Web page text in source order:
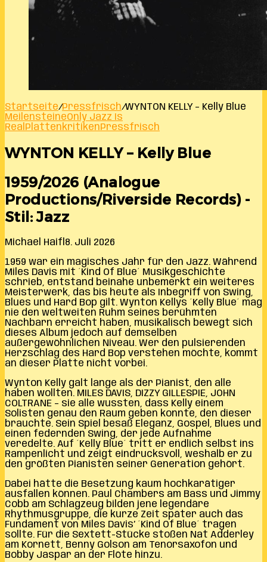
Startseite/Pressfrisch/WYNTON KELLY – Kelly Blue
MeilensteineOnly Jazz Is
Real PlattenkritikenPressfrisch
WYNTON KELLY – Kelly Blue
1959/2026 (Analogue
Productions/Riverside Records) -
Stil: Jazz
Michael Haifl 8. Juli 2026
1959 war ein magisches Jahr für den Jazz. Während
Miles Davis mit ´Kind Of Blue´ Musikgeschichte
schrieb, entstand beinahe unbemerkt ein weiteres
Meisterwerk, das bis heute als Inbegriff von Swing,
Blues und Hard Bop gilt. Wynton Kellys ´Kelly Blue´ mag
nie den weltweiten Ruhm seines berühmten
Nachbarn erreicht haben, musikalisch bewegt sich
dieses Album jedoch auf demselben
außergewöhnlichen Niveau. Wer den pulsierenden
Herzschlag des Hard Bop verstehen möchte, kommt
an dieser Platte nicht vorbei.
Wynton Kelly galt lange als der Pianist, den alle
haben wollten. MILES DAVIS, DIZZY GILLESPIE, JOHN
COLTRANE – sie alle wussten, dass Kelly einem
Solisten genau den Raum geben konnte, den dieser
brauchte. Sein Spiel besaß Eleganz, Gospel, Blues und
einen federnden Swing, der jede Aufnahme
veredelte. Auf ´Kelly Blue´ tritt er endlich selbst ins
Rampenlicht und zeigt eindrucksvoll, weshalb er zu
den größten Pianisten seiner Generation gehört.
Dabei hätte die Besetzung kaum hochkarätiger
ausfallen können. Paul Chambers am Bass und Jimmy
Cobb am Schlagzeug bilden jene legendäre
Rhythmusgruppe, die kurze Zeit später auch das
Fundament von Miles Davis’ ´Kind Of Blue´ tragen
sollte. Für die Sextett-Stücke stoßen Nat Adderley
am Kornett, Benny Golson am Tenorsaxofon und
Bobby Jaspar an der Flöte hinzu.